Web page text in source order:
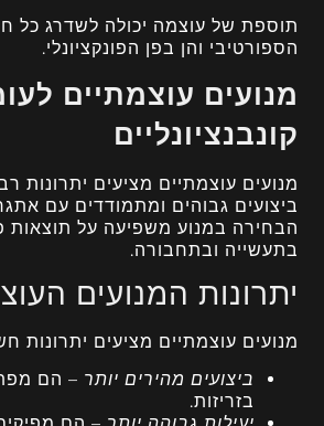
תוספת של עוצמה יכולה לשדרג כל
הספורטיבי והן בפן הפונקציונלי.
מנועים עוצמתיים
קונבנציונליים
מנועים עוצמתיים מציעים יתרונות
ביצועים גבוהים ומתמודדים עם
הבחירה במנוע משפיעה על תוצאות
בתעשייה ובתחבורה.
יתרונות המנועים
מנועים עוצמתיים מציעים יתרונות
ביצועים מהירים יותר – הם
בזריזות.